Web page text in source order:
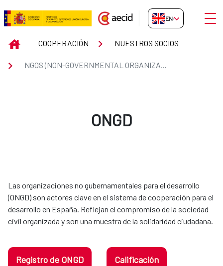
Skip to Main Content
NGOS (NON-GOVERNMENTAL
EN-GB
INICIOCOOPERACIÓN NUESTROS SOCIOS
NGOS (NON-GOVERNMENTAL ORGANIZATIONS)
ONGD
Las organizaciones no gubernamentales para el desarrollo
(ONGD) son actores clave en el sistema de cooperación para el
desarrollo en España. Reflejan el compromiso de la sociedad
civil organizada y son una muestra de la solidaridad ciudadana.
Registro de ONGD Calificación